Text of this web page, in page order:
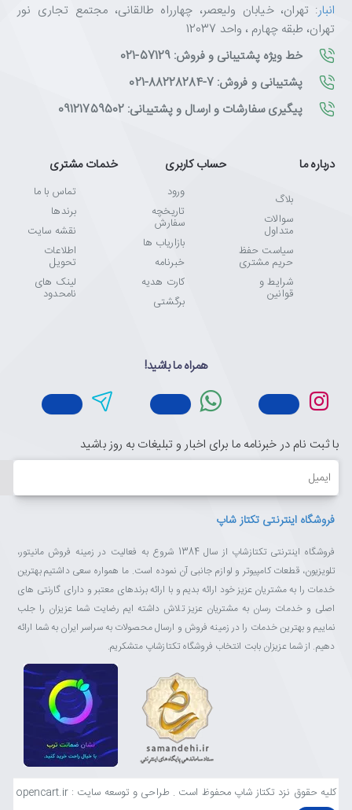
انبار: تهران، خیابان ولیعصر، چهارراه طالقانی، مجتمع تجاری نور
تهران، طبقه چهارم ، واحد 12037
خط ویژه پشتیبانی و فروش: 57129-021
پشتیبانی و فروش: 7-88228284-021
پیگیری سفارشات و ارسال و پشتیبانی: 09121759502
درباره ما
بلاگ
سوالات
متداول
سیاست حفظ
حریم مشتری
شرایط و
قوانین
حساب کاربری
ورود
تاریخچه
سفارش
بازاریاب ها
خبرنامه
کارت هدیه
برگشتی
خدمات مشتری
تماس با ما
برندها
نقشه سایت
اطلاعات
تحویل
لینک های
نامحدود
همراه ما باشید!
با ثبت نام در خبرنامه ما برای اخبار و تبلیغات به روز باشید
ایمیل
فروشگاه اینترنتی تکتاز شاپ
فروشگاه اینترنتی تکتازشاپ از سال 1384 شروع به فعالیت در زمینه فروش مانیتور،
تلویزیون، قطعات کامپیوتر و لوازم جانبی آن نموده است. ما همواره سعی داشتیم بهترین
خدمات را به مشتریان عزیز خود ارائه بدیم و با ارائه برندهای معتبر و دارای گارنتی های
اصلی و خدمات رسان به مشتریان عزیز تلاش داشته ایم رضایت شما عزیزان را جلب
نماییم و بهترین خدمات را در زمینه فروش و ارسال محصولات به سراسر ایران به شما ارائه
دهیم. از شما عزیزان بابت انتخاب فروشگاه تکتازشاپ متشکریم.
کلیه حقوق نزد تکتاز شاپ محفوظ است . طراحی و توسعه سایت : opencart.ir